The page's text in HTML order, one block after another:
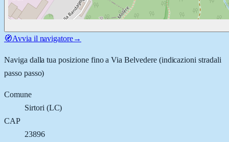
🧭Avvia il navigatore→
Naviga dalla tua posizione fino aVia Belvedere(indicazioni stradali
passo passo)
Comune
Sirtori (LC)
CAP
23896